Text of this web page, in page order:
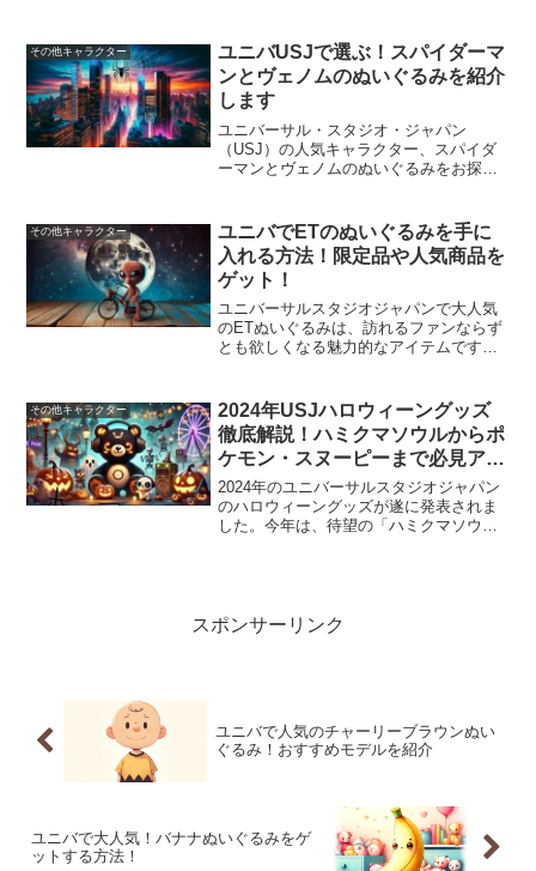
ら、手軽に楽しめるキーホルダーまで、
幅広い商品の価格帯をチェック...
その他キャラクター
ユニバUSJで選ぶ！スパイダーマ
ンとヴェノムのぬいぐるみを紹介
します
ユニバーサル・スタジオ・ジャパン
（USJ）の人気キャラクター、スパイダ
ーマンとヴェノムのぬいぐるみをお探し
のぬいぐるみの種類、選び方、おすすめ
商品を紹介します。スパイ...
その他キャラクター
ユニバでETのぬいぐるみを手に
入れる方法！限定品や人気商品を
ゲット！
ユニバーサルスタジオジャパンで大人気
のETぬいぐるみは、訪れるファンならず
とも欲しくなる魅力的なアイテムです。
について詳しく解説します。なぜETのぬ
いぐるみはこんなに...
その他キャラクター
2024年USJハロウィーングッズ
徹底解説！ハミクマソウルからポ
ケモン・スヌーピーまで必見アイ
テム紹介
2024年のユニバーサルスタジオジャパン
のハロウィーングッズが遂に発表されま
した。今年は、待望の「ハミクマソウ
スポンサーリンク
ユニバで人気のチャーリーブラウンぬい
ぐるみ！おすすめモデルを紹介
ユニバで大人気！バナナぬいぐるみをゲ
ットする方法！